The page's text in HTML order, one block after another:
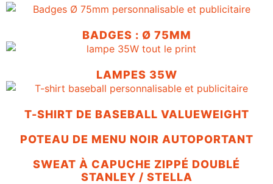
BADGES : Ø 75MM
LAMPES 35W
T-SHIRT DE BASEBALL VALUEWEIGHT
POTEAU DE MENU NOIR AUTOPORTANT
SWEAT À CAPUCHE ZIPPÉ DOUBLÉ
STANLEY / STELLA